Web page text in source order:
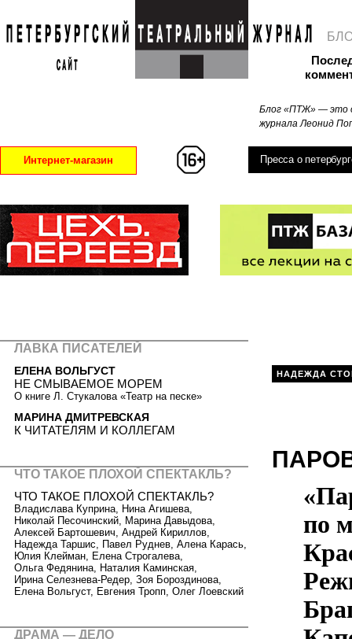
Блог «ПТЖ» — это
журнала Леонид
Интернет-магазин Пресса о
НАДЕЖДА
по
ЛАВКА ПИСАТЕЛЕЙ
ЕЛЕНА ВОЛЬГУСТ
НЕ СМЫВАЕМОЕ МОРЕМ
О книге Л. Стукалова «Театр на песке»
МАРИНА ДМИТРЕВСКАЯ
К ЧИТАТЕЛЯМ И КОЛЛЕГАМ
ЧТО ТАКОЕ ПЛОХОЙ СПЕКТАКЛЬ?
ЧТО ТАКОЕ ПЛОХОЙ СПЕКТАКЛЬ?
Владислава Куприна, Нина Агишева,
Николай Песочинский, Марина Давыдова,
Алексей Бартошевич, Андрей Кириллов,
Надежда Таршис, Павел Руднев, Алена Карась,
Юлия Клейман, Елена Строгалева,
Ольга Федянина, Наталия Каминская,
Ирина Селезнева-Редер, Зоя Бороздинова,
Елена Вольгуст, Евгения Тропп, Олег Лоевский
ДРАМА — ДЕЛО